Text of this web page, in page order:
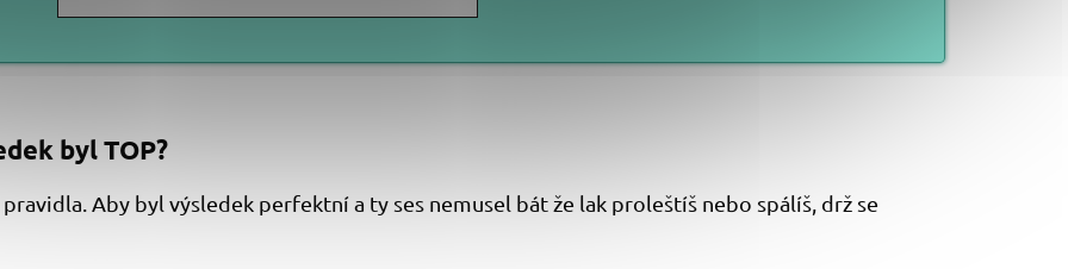
byl TOP?
Aby byl výsledek perfektní a ty ses nemusel bát že lak proleštíš nebo spálíš, drž se